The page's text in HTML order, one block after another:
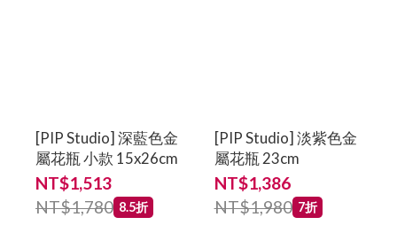
[PIP Studio] 深藍色金
屬花瓶 小款 15x26cm
NT$1,513
NT$1,780 8.5折
[PIP Studio] 淡紫色金
屬花瓶 23cm
NT$1,386
NT$1,980 7折